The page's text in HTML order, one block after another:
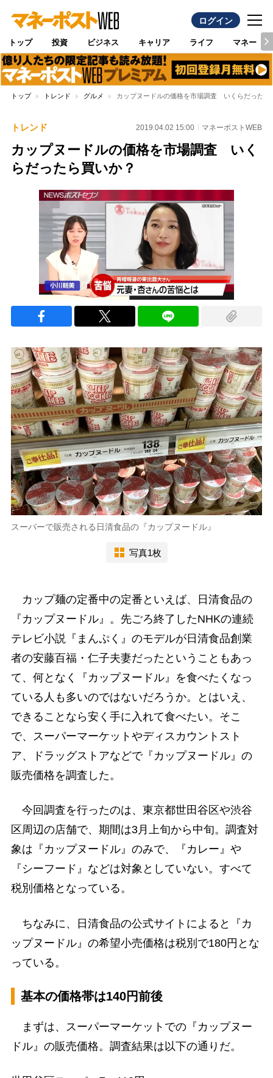
ログイン
トップ 投資 ビジネス キャリア ライフ マネー
トップ トレンド グルメ カップヌードルの価格を市場調査 いくらだったら
トレンド 2019.04.02 15:00 マネーポストWEB
カップヌードルの価格を市場調査 いく
らだったら買いか？
スーパーで販売される日清食品の『カップヌードル』
写真1枚
カップ麺の定番中の定番といえば、日清食品の
『カップヌードル』。先ごろ終了したNHKの連続
テレビ小説『まんぷく』のモデルが日清食品創業
者の安藤百福・仁子夫妻だったということもあっ
て、何となく『カップヌードル』を食べたくなっ
ている人も多いのではないだろうか。とはいえ、
できることなら安く手に入れて食べたい。そこ
で、スーパーマーケットやディスカウントスト
ア、ドラッグストアなどで『カップヌードル』の
販売価格を調査した。
今回調査を行ったのは、東京都世田谷区や渋谷
区周辺の店舗で、期間は3月上旬から中旬。調査対
象は『カップヌードル』のみで、『カレー』や
『シーフード』などは対象としていない。すべて
税別価格となっている。
ちなみに、日清食品の公式サイトによると『カ
ップヌードル』の希望小売価格は税別で180円とな
っている。
基本の価格帯は140円前後
まずは、スーパーマーケットでの『カップヌー
ドル』の販売価格。調査結果は以下の通りだ。